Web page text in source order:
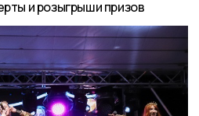
и розыгрыши призов